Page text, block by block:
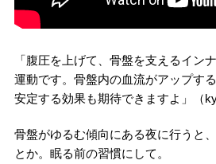
「腹圧を上げて、骨盤を支えるイン
運動です。骨盤内の血流がアップす
安定する効果も期待できますよ」（
骨盤がゆるむ傾向にある夜に行うと
とか。眠る前の習慣にして。